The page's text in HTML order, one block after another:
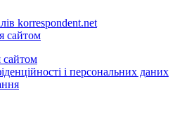
korrespondent.net
сайтом
сайтом
і персональних даних